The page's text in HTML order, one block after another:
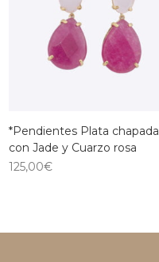
*Pendientes Plata chapada
con Jade y Cuarzo rosa
125,00€